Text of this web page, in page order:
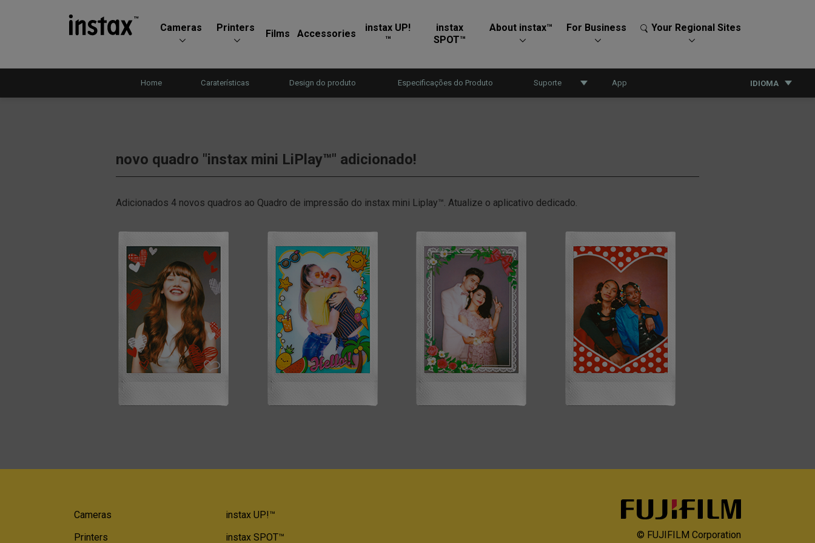
Cameras Printers
Films Accessories
instax UP!
™
instax
SPOT™
About instax™ For Business Your Regional Sites
Home Caraterísticas Design do produto Especificações do Produto Suporte App IDIOMA
novo quadro "instax mini LiPlay™" adicionado!
Adicionados 4 novos quadros ao Quadro de impressão do instax mini Liplay™. Atualize o aplicativo dedicado.
Cameras
Printers
instax UP!™
instax SPOT™
© FUJIFILM Corporation